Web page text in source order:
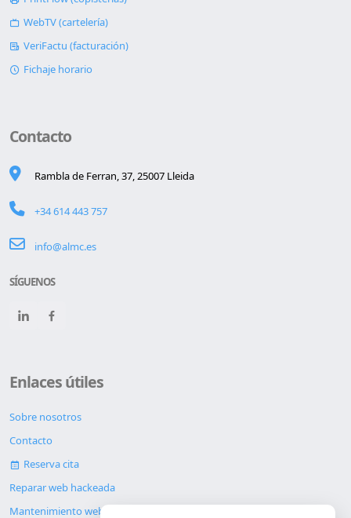
WebTV (cartelería)
VeriFactu (facturación)
Fichaje horario
Contacto
Rambla de Ferran, 37, 25007 Lleida
+34 614 443 757
info@almc.es
SÍGUENOS
Enlaces útiles
Sobre nosotros
Contacto
Reserva cita
Reparar web hackeada
Mantenimiento web